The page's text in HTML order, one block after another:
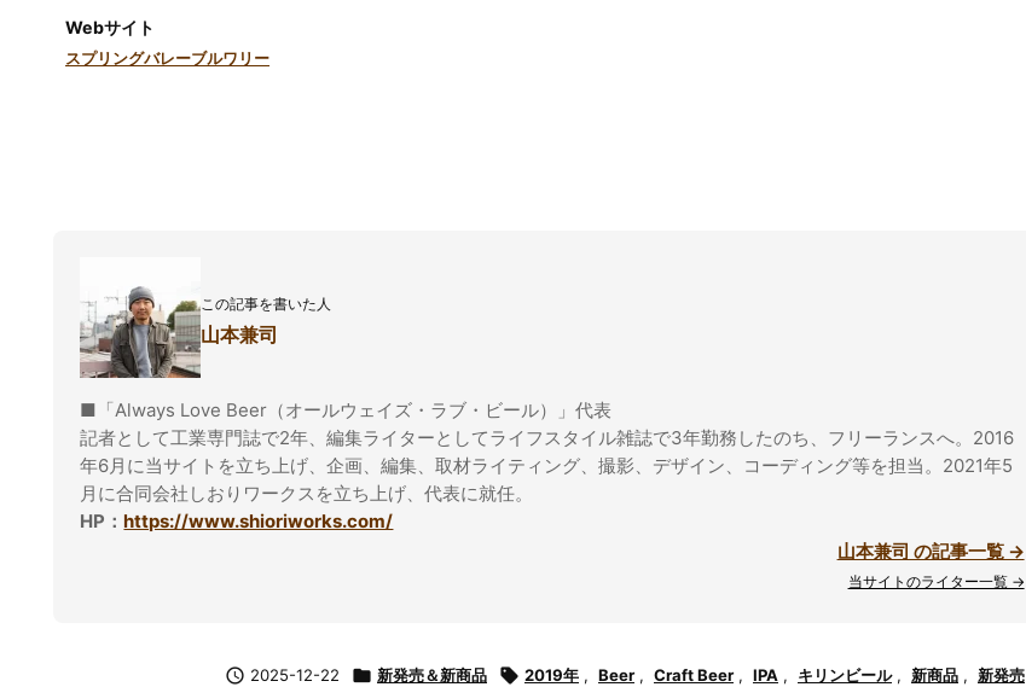
Webサイト
スプリングバレーブルワリー
この記事を書いた人
山本兼司
■「Always Love Beer（オールウェイズ・ラブ・ビール）」代表
記者として工業専門誌で2年、編集ライターとしてライフスタイル雑誌で3年勤務したのち、フリーランスへ。2016
年6月に当サイトを立ち上げ、企画、編集、取材ライティング、撮影、デザイン、コーディング等を担当。2021年5
月に合同会社しおりワークスを立ち上げ、代表に就任。
HP：https://www.shioriworks.com/
山本兼司 の記事一覧 →
当サイトのライター一覧 →
 2025-12-22  新発売＆新商品  2019年 , Beer , Craft Beer , IPA , キリンビール , 新商品 , 新発売